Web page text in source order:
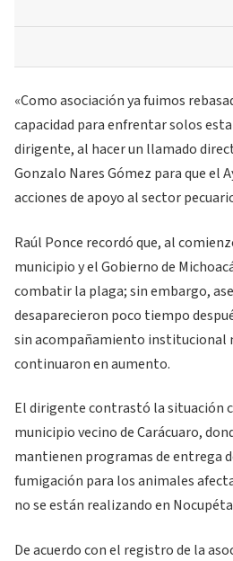
«Como asociación ya fuimos
capacidad para enfrentar solos
dirigente, al hacer un llamado
Gonzalo Nares Gómez para que el
acciones de apoyo al sector
Raúl Ponce recordó que, al
municipio y el Gobierno de
combatir la plaga; sin embargo,
desaparecieron poco tiempo
sin acompañamiento institucional
continuaron en aumento.
El dirigente contrastó la situación
municipio vecino de Carácuaro,
mantienen programas de entrega
fumigación para los animales
no se están realizando en
De acuerdo con el registro de la